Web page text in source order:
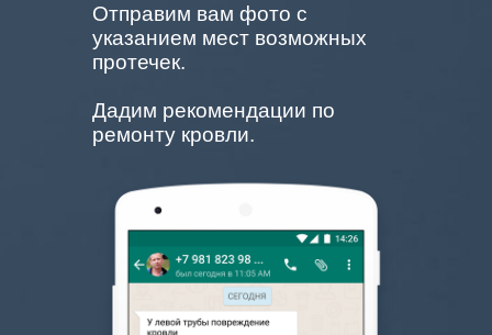
Отправим вам фото с
указанием мест возможных
протечек.
Дадим рекомендации по
ремонту кровли.